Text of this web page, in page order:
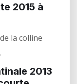
2015 à
la colline
2013